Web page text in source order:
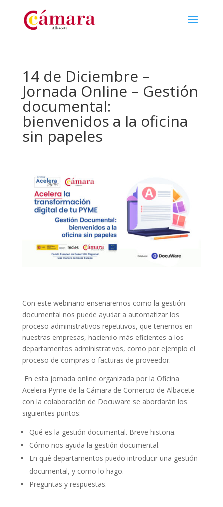
14 de Diciembre –
Jornada Online – Gestión
documental:
bienvenidos a la oficina
sin papeles
Con este webinario enseñaremos como la gestión
documental nos puede ayudar a automatizar los
proceso administrativos repetitivos, que tenemos en
nuestras empresas, haciendo más eficientes a los
departamentos administrativos, como por ejemplo el
proceso de compras o facturas de proveedor.
En esta jornada online organizada por la Oficina
Acelera Pyme de la Cámara de Comercio de Albacete
con la colaboración de Docuware se abordarán los
siguientes puntos:
Qué es la gestión documental. Breve historia.
Cómo nos ayuda la gestión documental.
En qué departamentos puedo introducir una gestión
documental, y como lo hago.
Preguntas y respuestas.